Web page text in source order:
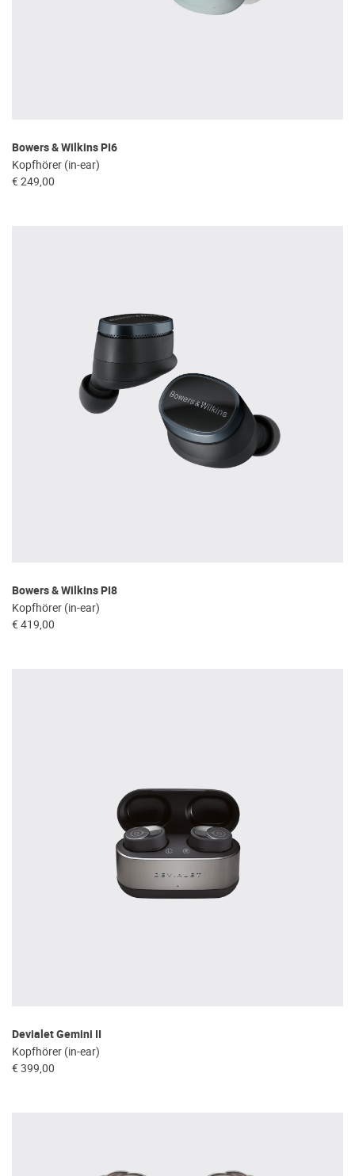
Bowers & Wilkins PI6
Kopfhörer (in-ear)
€ 249,00
Bowers & Wilkins PI8
Kopfhörer (in-ear)
€ 419,00
Devialet Gemini II
Kopfhörer (in-ear)
€ 399,00